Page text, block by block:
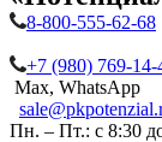
8-800-555-62-68
+7 (980) 769-14-
Max, WhatsApp
Пн. – Пт.: с 8:30